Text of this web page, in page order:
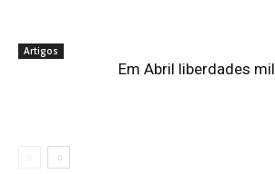
Artigos
Em Abril liberdades mil